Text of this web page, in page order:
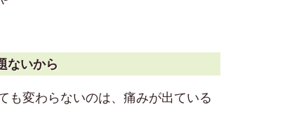
ないから
も変わらないのは、痛みが出ている